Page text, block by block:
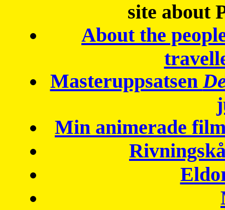
site about
About the
Masteruppsatsen
Min animerade